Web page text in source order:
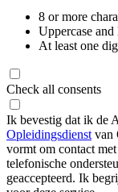
8 or more
Uppercase and
At least one
Check all consents
Ik bevestig dat ik de
Opleidingsdienst van
vormt om contact
telefonische
geaccepteerd. Ik